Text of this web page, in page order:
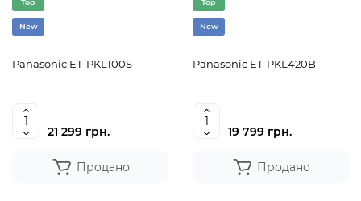
Top
New
Panasonic ET-PKL100S
21 299 грн.
Продано
Top
New
Panasonic ET-PKL420B
19 799 грн.
Продано